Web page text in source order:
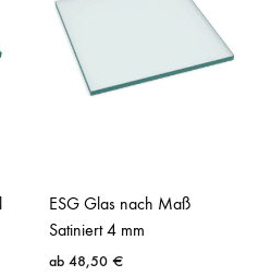
ESG Glas nach Maß
Satiniert 4 mm
ab 48,50 €